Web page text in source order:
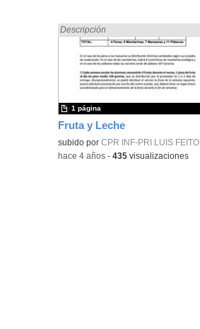
Fruta y Leche
Encontrado «frutas» en:
Descripción
subido porCPR INF-PRI LUIS FEITO
1 página
-hace 4 años -435 visualizaciones